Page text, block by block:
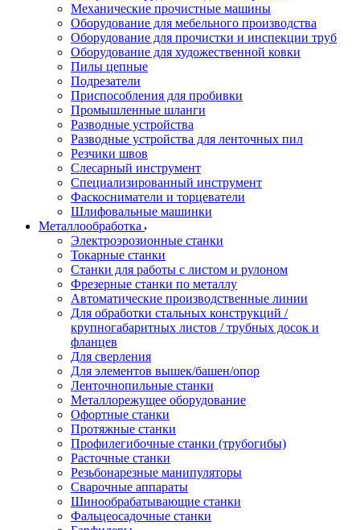
Механические прочистные машины
Оборудование для мебельного производства
Оборудование для прочистки и инспекции труб
Оборудование для художественной ковки
Пилы цепные
Подрезатели
Приспособления для пробивки
Промышленные шланги
Разводные устройства
Разводные устройства для ленточных пил
Резчики швов
Слесарный инструмент
Специализированный инструмент
Фаскосниматели и торцеватели
Шлифовальные машинки
Металлообработка
Электроэрозионные станки
Токарные станки
Станки для работы с листом и рулоном
Фрезерные станки по металлу
Автоматические производственные линии
Для обработки стальных конструкций /
крупногабаритных листов / трубных досок и
фланцев
Для сверления
Для элементов вышек/башен/опор
Ленточнопильные станки
Металлорежущее оборудование
Офортные станки
Протяжные станки
Профилегибочные станки (трубогибы)
Расточные станки
Резьбонарезные манипуляторы
Сварочные аппараты
Шинообрабатывающие станки
Фальцеосадочные станки